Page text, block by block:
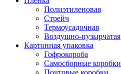
Полиэтиленовая
Стрейч
Термоусадочная
Воздушно-пузырчатая
Картонная упаковка
Гофрокороба
Самосборные коробки
Почтовые коробки